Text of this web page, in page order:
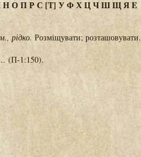
НОПРС[Т] УФХЦЧШЩЯE
рідко. Розміщувати; розташовувати.
(П-1:150).